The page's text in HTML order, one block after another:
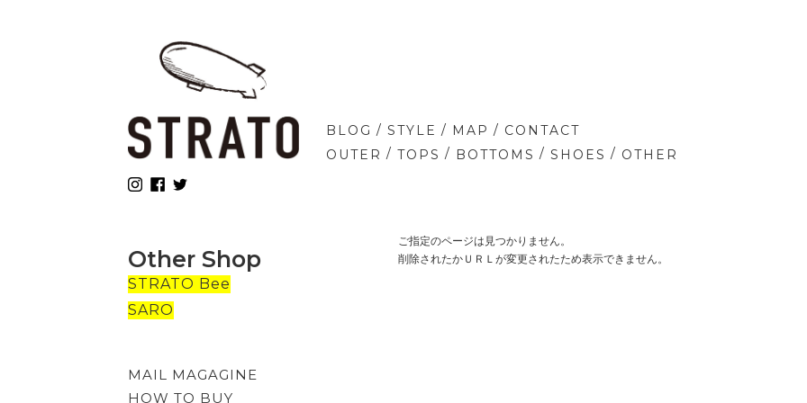
BLOG / STYLE / MAP / CONTACT
OUTER / TOPS / BOTTOMS / SHOES / OTHER
ご指定のページは見つかりません。
削除されたかＵＲＬが変更されたため表示できません。
Other Shop
STRATO Bee
SARO
MAIL MAGAGINE
HOW TO BUY